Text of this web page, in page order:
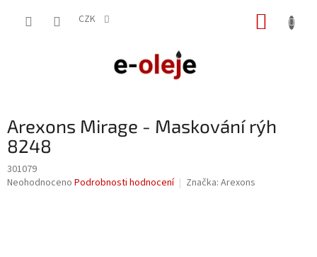
CZK
Arexons Mirage - Maskování rýh
8248
301079
Průměrné
Neohodnoceno Podrobnosti hodnocení Značka: Arexons